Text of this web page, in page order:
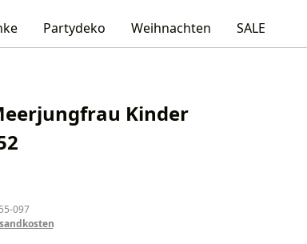
Partydeko Weihnachten SALE
Kinder
097